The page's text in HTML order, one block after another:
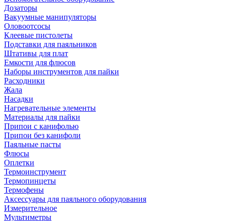
Дозаторы
Вакуумные манипуляторы
Оловоотсосы
Клеевые пистолеты
Подставки для паяльников
Штативы для плат
Емкости для флюсов
Наборы инструментов для пайки
Расходники
Жала
Насадки
Нагревательные элементы
Материалы для пайки
Припои с канифолью
Припои без канифоли
Паяльные пасты
Флюсы
Оплетки
Термоинструмент
Термопинцеты
Термофены
Аксессуары для паяльного оборудования
Измерительное
Мультиметры